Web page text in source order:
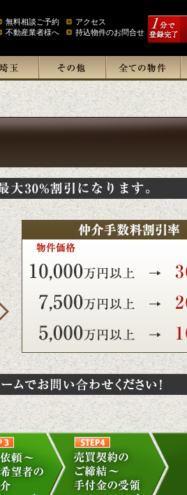
無料相談ご予約
アクセス
不動産業者様へ 持込物件のお問合せ